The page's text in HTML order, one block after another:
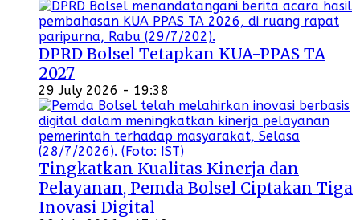
DPRD Bolsel Tetapkan KUA-PPAS TA
2027
29 July 2026 - 19:38
Tingkatkan Kualitas Kinerja dan
Pelayanan, Pemda Bolsel Ciptakan Tiga
Inovasi Digital